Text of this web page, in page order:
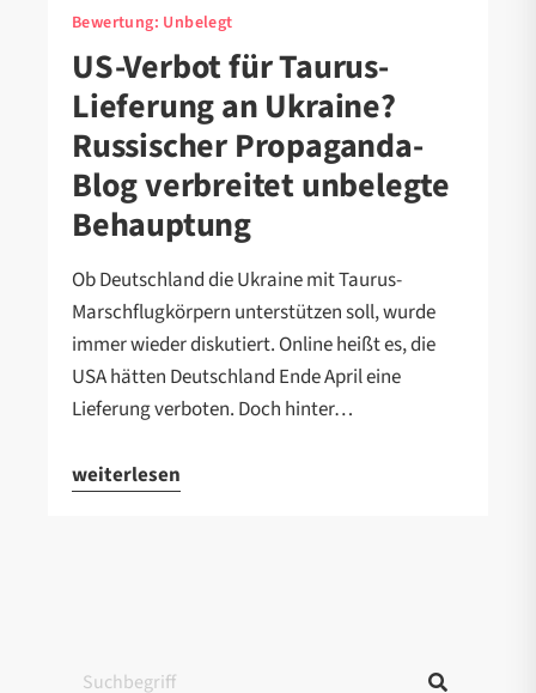
Bewertung: Unbelegt
US-Verbot für Taurus-
Lieferung an Ukraine?
Russischer Propaganda-
Blog verbreitet unbelegte
Behauptung
Ob Deutschland die Ukraine mit Taurus-
Marschflugkörpern unterstützen soll, wurde
immer wieder diskutiert. Online heißt es, die
USA hätten Deutschland Ende April eine
Lieferung verboten. Doch hinter…
weiterlesen